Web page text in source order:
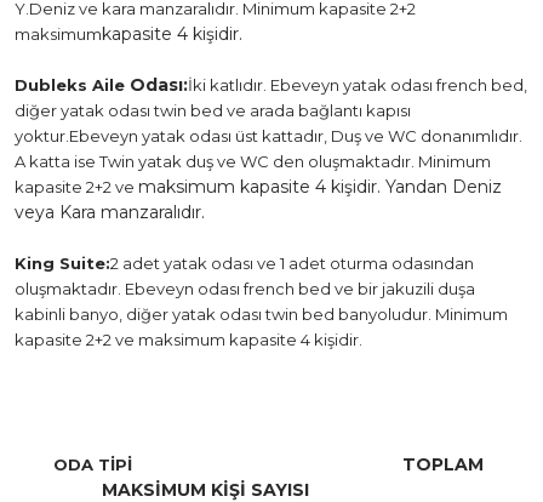
Y.Deniz ve kara manzaralıdır. Minimum kapasite 2+2
maksimumkapasite 4 kişidir.
Dubleks Aile Odası:İki katlıdır. Ebeveyn yatak odası french bed,
diğer yatak odası twin bed ve arada bağlantı kapısı
yoktur.Ebeveyn yatak odası üst kattadır, Duş ve WC donanımlıdır.
A katta ise Twin yatak duş ve WC den oluşmaktadır. Minimum
kapasite 2+2 ve maksimum kapasite 4 kişidir. Yandan Deniz
veya Kara manzaralıdır.
King Suite:2 adet yatak odası ve 1 adet oturma odasından
oluşmaktadır. Ebeveyn odası french bed ve bir jakuzili duşa
kabinli banyo, diğer yatak odası twin bed banyoludur. Minimum
kapasite 2+2 ve maksimum kapasite 4 kişidir.
ODA TİPİ
TOPLAM
MAKSİMUM KİŞİ SAYISI